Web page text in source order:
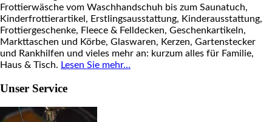
Frottierwäsche vom Waschhandschuh bis zum Saunatuch,
Kinderfrottierartikel, Erstlingsausstattung, Kinderausstattung,
Frottiergeschenke, Fleece & Felldecken, Geschenkartikeln,
Markttaschen und Körbe, Glaswaren, Kerzen, Gartenstecker
und Rankhilfen und vieles mehr an: kurzum alles für Familie,
Haus & Tisch. Lesen Sie mehr…
Unser Service